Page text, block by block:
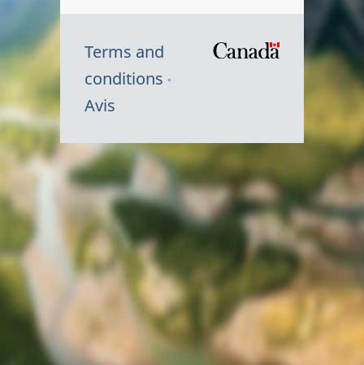
Terms and
conditions
Avis
Canada